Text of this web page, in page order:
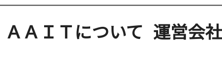
ＡＡＩＴについて 運営会社